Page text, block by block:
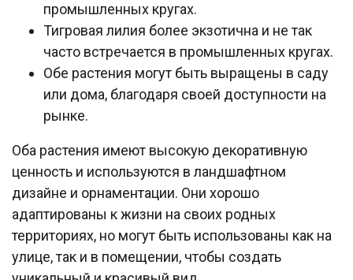
промышленных кругах.
Тигровая лилия более экзотична и не так
часто встречается в промышленных кругах.
Обе растения могут быть выращены в саду
или дома, благодаря своей доступности на
рынке.
Оба растения имеют высокую декоративную
ценность и используются в ландшафтном
дизайне и орнаментации. Они хорошо
адаптированы к жизни на своих родных
территориях, но могут быть использованы как на
улице, так и в помещении, чтобы создать